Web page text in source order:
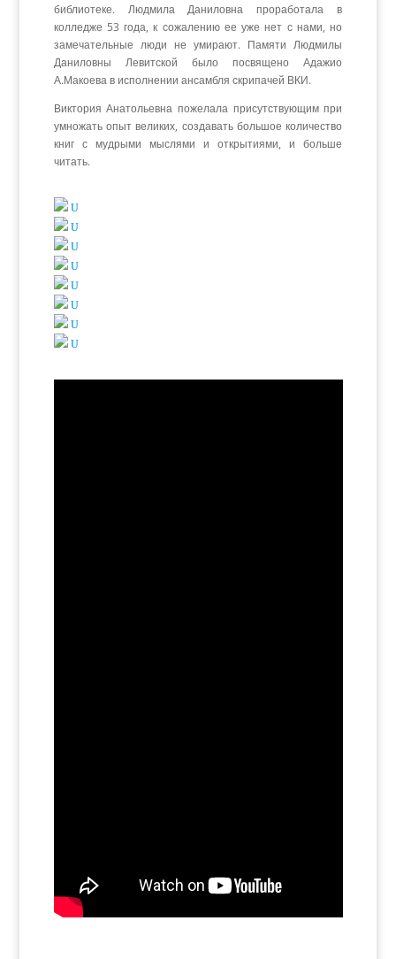
библиотеке. Людмила Даниловна проработала в
колледже 53 года, к сожалению ее уже нет с нами, но
замечательные люди не умирают. Памяти Людмилы
Даниловны Левитской было посвящено Адажио
А.Макоева в исполнении ансамбля скрипачей ВКИ.
Виктория Анатольевна пожелала присутствующим при
умножать опыт великих, создавать большое количество
книг с мудрыми мыслями и открытиями, и больше
читать.